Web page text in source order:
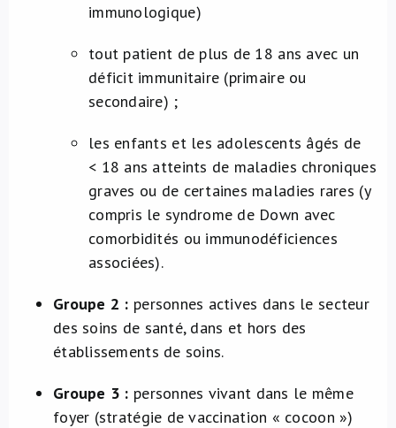
immunologique)
tout patient de plus de 18 ans avec un
déficit immunitaire (primaire ou
secondaire) ;
les enfants et les adolescents âgés de
< 18 ans atteints de maladies chroniques
graves ou de certaines maladies rares (y
compris le syndrome de Down avec
comorbidités ou immunodéficiences
associées).
Groupe 2 : personnes actives dans le secteur
des soins de santé, dans et hors des
établissements de soins.
Groupe 3 : personnes vivant dans le même
foyer (stratégie de vaccination « cocoon »)